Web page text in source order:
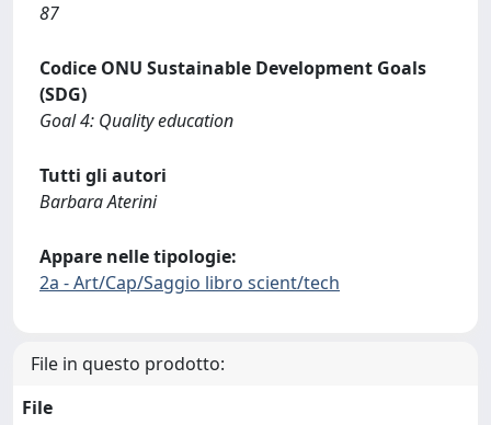
87
Codice ONU Sustainable Development Goals
(SDG)
Goal 4: Quality education
Tutti gli autori
Barbara Aterini
Appare nelle tipologie:
2a - Art/Cap/Saggio libro scient/tech
File in questo prodotto:
File